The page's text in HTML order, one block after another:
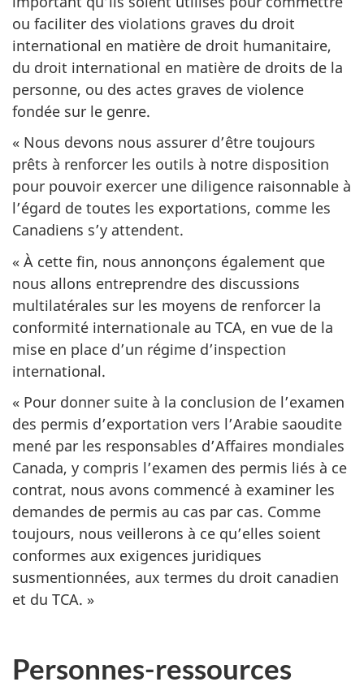
ou faciliter des violations graves du droit
international en matière de droit humanitaire,
du droit international en matière de droits de la
personne, ou des actes graves de violence
fondée sur le genre.
« Nous devons nous assurer d’être toujours
prêts à renforcer les outils à notre disposition
pour pouvoir exercer une diligence raisonnable à
l’égard de toutes les exportations, comme les
Canadiens s’y attendent.
« À cette fin, nous annonçons également que
nous allons entreprendre des discussions
multilatérales sur les moyens de renforcer la
conformité internationale au TCA, en vue de la
mise en place d’un régime d’inspection
international.
« Pour donner suite à la conclusion de l’examen
des permis d’exportation vers l’Arabie saoudite
mené par les responsables d’Affaires mondiales
Canada, y compris l’examen des permis liés à ce
contrat, nous avons commencé à examiner les
demandes de permis au cas par cas. Comme
toujours, nous veillerons à ce qu’elles soient
conformes aux exigences juridiques
susmentionnées, aux termes du droit canadien
et du TCA. »
Personnes-ressources